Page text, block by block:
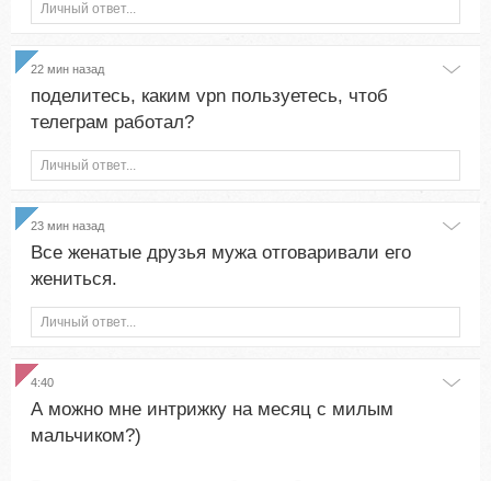
Личный ответ...
22 мин назад
поделитесь, каким vpn пользуетесь, чтоб
телеграм работал?
Личный ответ...
23 мин назад
Все женатые друзья мужа отговаривали его
жениться.
Личный ответ...
4:40
А можно мне интрижку на месяц с милым
мальчиком?)